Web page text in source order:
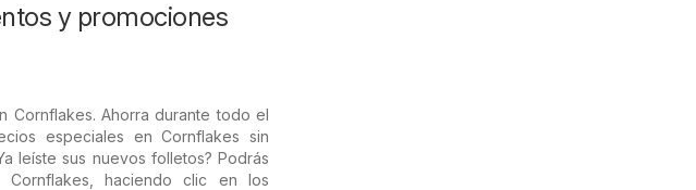
y promociones
Cornflakes. Ahorra durante todo el
especiales en Cornflakes sin
leíste sus nuevos folletos? Podrás
Cornflakes, haciendo clic en los